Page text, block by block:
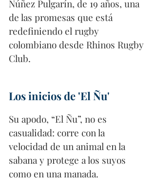
Núñez Pulgarín, de 19 años, una
de las promesas que está
redefiniendo el rugby
colombiano desde Rhinos Rugby
Club.
Los inicios de 'El Ñu'
Su apodo, “El Ñu”, no es
casualidad: corre con la
velocidad de un animal en la
sabana y protege a los suyos
como en una manada.